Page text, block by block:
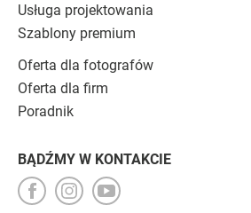
Usługa projektowania
Szablony premium
Oferta dla fotografów
Oferta dla firm
Poradnik
BĄDŹMY W KONTAKCIE